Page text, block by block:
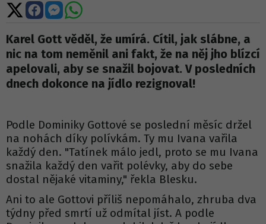
Sdílet
na
X
Sdílet
na
Facebooku
Sdílet
na
Messengeru
Sdílet
WhatsApp
Karel Gott věděl, že umírá. Cítil, jak slábne, a
nic na tom neměnil ani fakt, že na něj jho blízcí
apelovali, aby se snažil bojovat. V posledních
dnech dokonce na jídlo rezignoval!
Podle Dominiky Gottové se poslední měsíc držel
na nohách díky polívkám. Ty mu Ivana vařila
každý den. "Tatínek málo jedl, proto se mu Ivana
snažila každý den vařit polévky, aby do sebe
dostal nějaké vitaminy," řekla Blesku.
Ani to ale Gottovi příliš nepomáhalo, zhruba dva
týdny před smrtí už odmítal jíst. A podle